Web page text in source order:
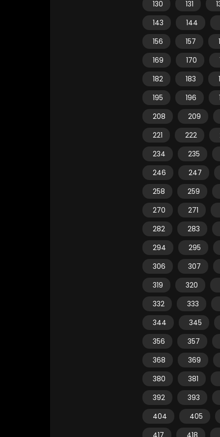
130
131
143
144
156
157
169
170
182
183
195
196
208
209
221
222
234
235
246
247
258
259
270
271
282
283
294
295
306
307
319
320
332
333
344
345
356
357
368
369
380
381
392
393
404
405